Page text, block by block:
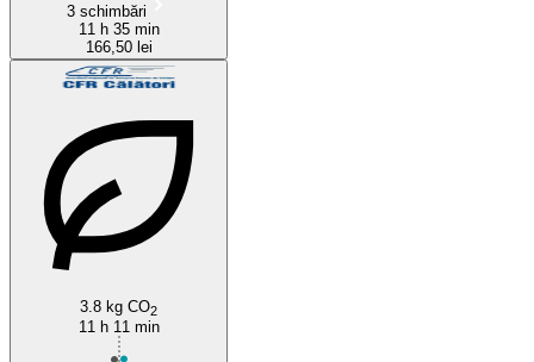
3 schimbări
11 h 35 min
166,50 lei
3.8 kg CO2
11 h 11 min